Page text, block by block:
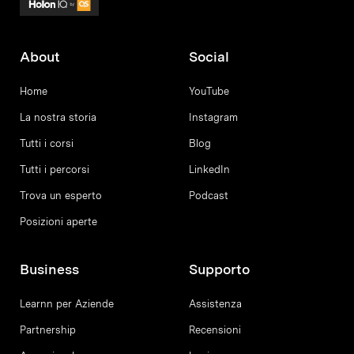
About
Home
La nostra storia
Tutti i corsi
Tutti i percorsi
Trova un esperto
Posizioni aperte
Social
YouTube
Instagram
Blog
LinkedIn
Podcast
Business
Learnn per Aziende
Partnership
Supporto
Assistenza
Recensioni